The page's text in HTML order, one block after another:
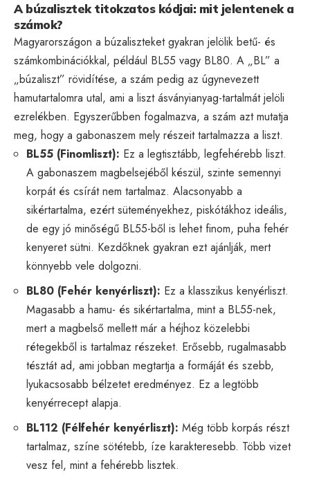
A búzalisztek titokzatos kódjai: mit jelentenek a
számok?
Magyarországon a búzaliszteket gyakran jelölik betű- és
számkombinációkkal, például BL55 vagy BL80. A „BL” a
„búzaliszt” rövidítése, a szám pedig az úgynevezett
hamutartalomra utal, ami a liszt ásványianyag-tartalmát jelöli
ezrelékben. Egyszerűbben fogalmazva, a szám azt mutatja
meg, hogy a gabonaszem mely részeit tartalmazza a liszt.
BL55 (Finomliszt): Ez a legtisztább, legfehérebb liszt.
A gabonaszem magbelsejéből készül, szinte semennyi
korpát és csírát nem tartalmaz. Alacsonyabb a
sikértartalma, ezért süteményekhez, piskótákhoz ideális,
de egy jó minőségű BL55-ből is lehet finom, puha fehér
kenyeret sütni. Kezdőknek gyakran ezt ajánlják, mert
könnyebb vele dolgozni.
BL80 (Fehér kenyérliszt): Ez a klasszikus kenyérliszt.
Magasabb a hamu- és sikértartalma, mint a BL55-nek,
mert a magbelső mellett már a héjhoz közelebbi
rétegekből is tartalmaz részeket. Erősebb, rugalmasabb
tésztát ad, ami jobban megtartja a formáját és szebb,
lyukacsosabb bélzetet eredményez. Ez a legtöbb
kenyérrecept alapja.
BL112 (Félfehér kenyérliszt): Még több korpás részt
tartalmaz, színe sötétebb, íze karakteresebb. Több vizet
vesz fel, mint a fehérebb lisztek.